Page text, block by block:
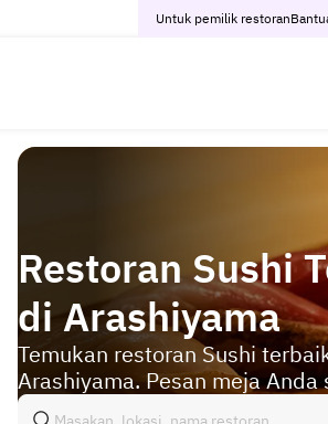
Untuk pemilik restoran
Restoran Sushi
di Arashiyama
Temukan restoran Sushi
Arashiyama. Pesan meja Anda